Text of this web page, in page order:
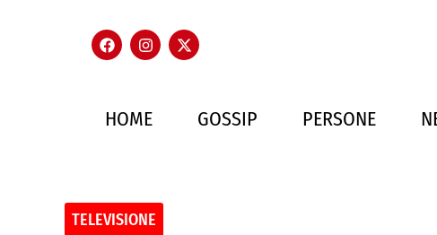
HOME GOSSIP PERSONE
TELEVISIONE